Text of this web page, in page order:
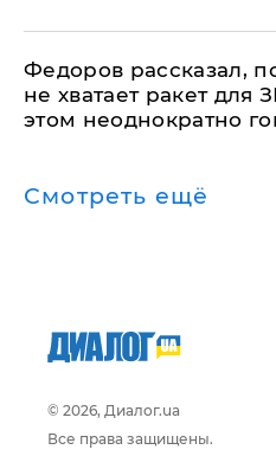
Федоров рассказал,
не хватает ракет для
этом неоднократно
Смотреть ещё
© 2026, Диалог.ua
Все права защищены.